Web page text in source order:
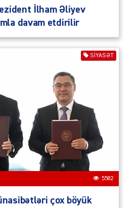
İlham Əliyev
davam etdirilir
SIYASƏT
5582
çox böyük